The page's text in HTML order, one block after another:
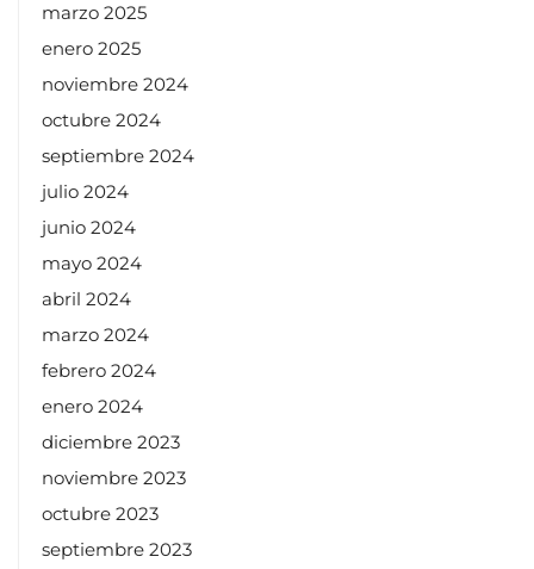
marzo 2025
enero 2025
noviembre 2024
octubre 2024
septiembre 2024
julio 2024
junio 2024
mayo 2024
abril 2024
marzo 2024
febrero 2024
enero 2024
diciembre 2023
noviembre 2023
octubre 2023
septiembre 2023